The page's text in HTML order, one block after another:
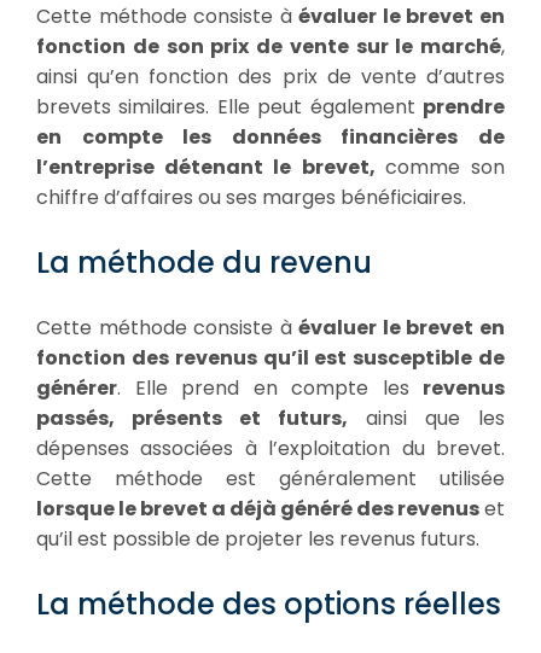
Cette méthode consiste à évaluer le brevet en
fonction de son prix de vente sur le marché,
ainsi qu’en fonction des prix de vente d’autres
brevets similaires. Elle peut également prendre
en compte les données financières de
l’entreprise détenant le brevet, comme son
chiffre d’affaires ou ses marges bénéficiaires.
La méthode du revenu
Cette méthode consiste àévaluer le brevet en
fonction des revenus qu’il est susceptible de
générer. Elle prend en compte les revenus
passés, présents et futurs, ainsi que les
dépenses associées à l’exploitation du brevet.
Cette méthode est généralement utilisée
lorsque le brevet a déjà généré des revenuset
qu’il est possible de projeter les revenus futurs.
La méthode des options réelles